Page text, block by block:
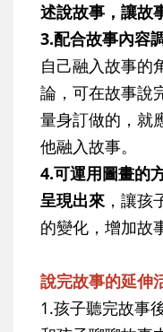
述說故事，讓故
3.配合故事內容
自己融入故事的
論，可在故事說
量身訂做的，就
他融入故事。
4.可運用圖畫的
呈現出來，讓孩
的變化，增加故
說完故事的延伸
1.孩子聽完故事